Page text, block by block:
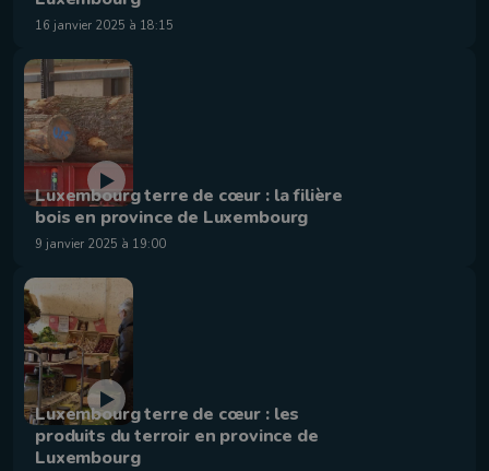
16 janvier 2025 à 18:15
Luxembourg terre de cœur : la filière
bois en province de Luxembourg
9 janvier 2025 à 19:00
Luxembourg terre de cœur : les
produits du terroir en province de
Luxembourg